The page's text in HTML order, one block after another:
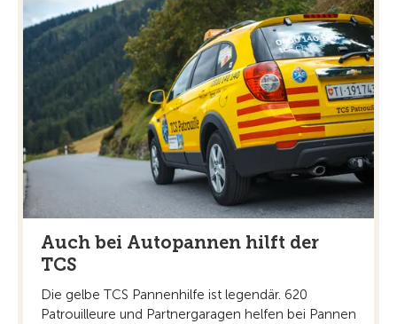
Auch bei Autopannen hilft der
TCS
Die gelbe TCS Pannenhilfe ist legendär. 620
Patrouilleure und Partnergaragen helfen bei Pannen